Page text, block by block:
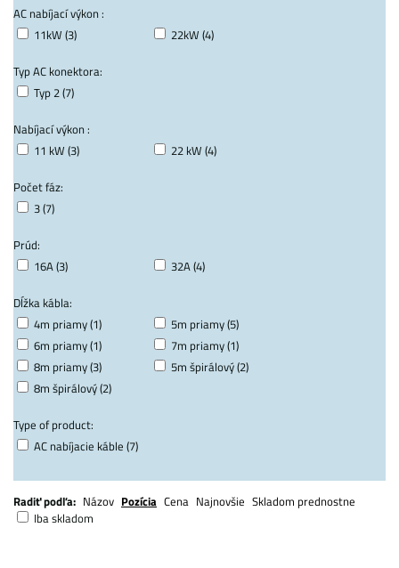
AC nabíjací výkon :
11kW (3)
22kW (4)
Typ AC konektora:
Typ 2 (7)
Nabíjací výkon :
11 kW (3)
22 kW (4)
Počet fáz:
3 (7)
Prúd:
16A (3)
32A (4)
Dĺžka kábla:
4m priamy (1)
5m priamy (5)
6m priamy (1)
7m priamy (1)
8m priamy (3)
5m špirálový (2)
8m špirálový (2)
Type of product:
AC nabíjacie káble (7)
Radiť podľa: Názov Pozícia Cena Najnovšie Skladom prednostne
Iba skladom